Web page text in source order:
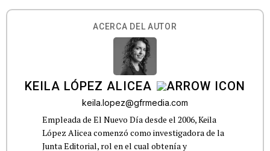
ACERCA DEL AUTOR
KEILA LÓPEZ ALICEA
keila.lopez@gfrmedia.com
Empleada de El Nuevo Día desde el 2006, Keila
López Alicea comenzó como investigadora de la
Junta Editorial, rol en el cual obtenía y